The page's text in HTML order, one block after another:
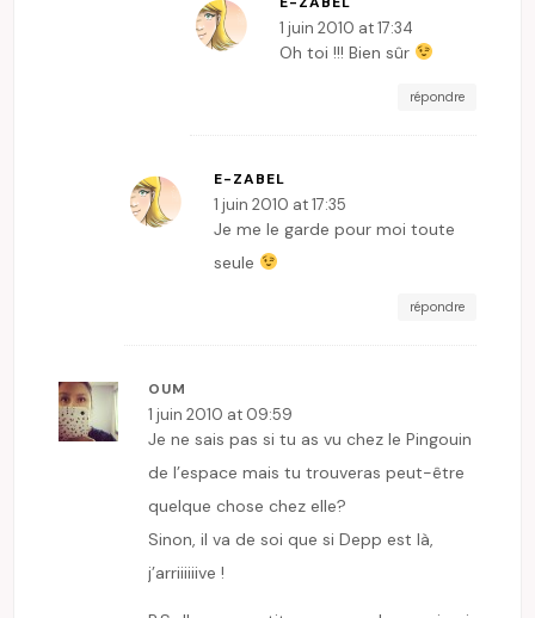
1 juin 2010 at 17:34
Oh toi !!! Bien sûr
répondre
E-ZABEL
1 juin 2010 at 17:35
Je me le garde pour moi toute
seule
répondre
OUM
1 juin 2010 at 09:59
Je ne sais pas si tu as vu chez le Pingouin
de l’espace mais tu trouveras peut-être
quelque chose chez elle?
Sinon, il va de soi que si Depp est là,
j’arriiiiiive !